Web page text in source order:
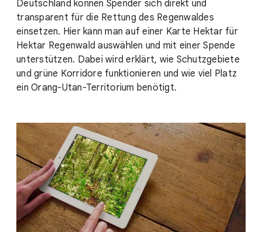
Deutschland können Spender sich direkt und
transparent für die Rettung des Regenwaldes
einsetzen. Hier kann man auf einer Karte Hektar für
Hektar Regenwald auswählen und mit einer Spende
unterstützen. Dabei wird erklärt, wie Schutzgebiete
und grüne Korridore funktionieren und wie viel Platz
ein Orang-Utan-Territorium benötigt.